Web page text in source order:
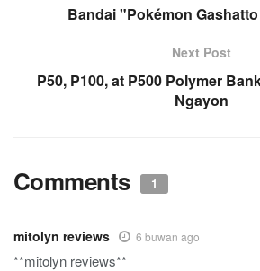
Bandai "Pokémon
Next Post
P50, P100, at P500 Polymer
Ngayon
Comments 1
mitolyn reviews 6 buwan ago
**mitolyn reviews**